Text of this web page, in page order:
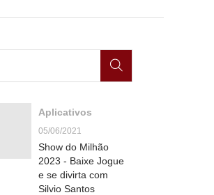
Aplicativos
05/06/2021
Show do Milhão
2023 - Baixe Jogue
e se divirta com
Silvio Santos